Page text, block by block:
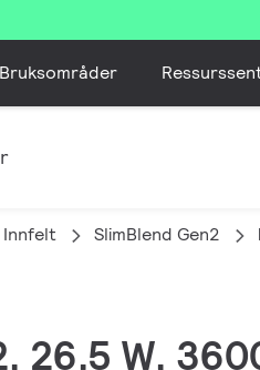
Bruksområder
Innfelt SlimBlend Gen2
26.5 W,